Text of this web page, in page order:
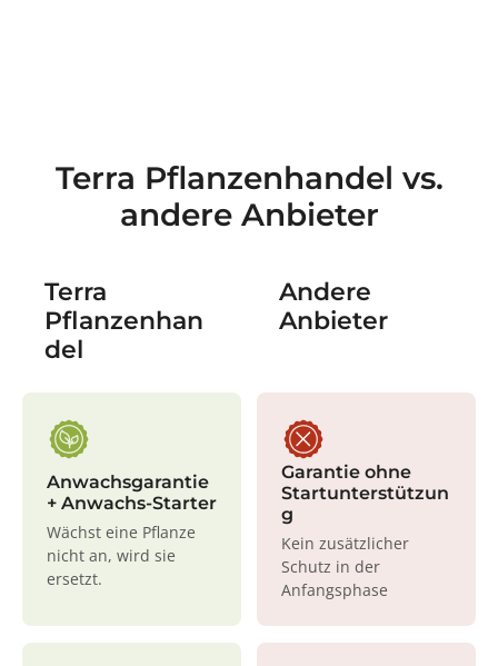
Terra Pflanzenhandel vs.
andere Anbieter
Terra
Pflanzenhan
del
Andere
Anbieter
Anwachsgarantie
+ Anwachs-Starter
Wächst eine Pflanze
nicht an, wird sie
ersetzt.
Garantie ohne
Startunterstützun
g
Kein zusätzlicher
Schutz in der
Anfangsphase